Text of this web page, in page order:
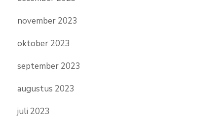
november 2023
oktober 2023
september 2023
augustus 2023
juli 2023